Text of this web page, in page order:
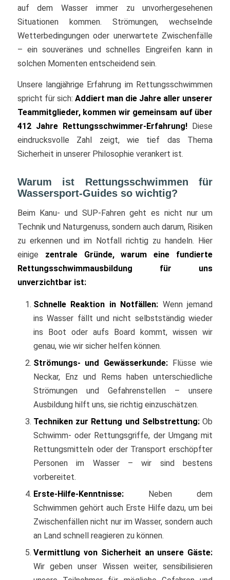
auf dem Wasser immer zu unvorhergesehenen
Situationen kommen. Strömungen, wechselnde
Wetterbedingungen oder unerwartete Zwischenfälle
– ein souveränes und schnelles Eingreifen kann in
solchen Momenten entscheidend sein.
Unsere langjährige Erfahrung im Rettungsschwimmen
spricht für sich: Addiert man die Jahre aller unserer
Teammitglieder, kommen wir gemeinsam auf über
412 Jahre Rettungsschwimmer-Erfahrung! Diese
eindrucksvolle Zahl zeigt, wie tief das Thema
Sicherheit in unserer Philosophie verankert ist.
Warum ist Rettungsschwimmen für
Wassersport-Guides so wichtig?
Beim Kanu- und SUP-Fahren geht es nicht nur um
Technik und Naturgenuss, sondern auch darum, Risiken
zu erkennen und im Notfall richtig zu handeln. Hier
einige zentrale Gründe, warum eine fundierte
Rettungsschwimmausbildung für uns
unverzichtbar ist:
Schnelle Reaktion in Notfällen: Wenn jemand
ins Wasser fällt und nicht selbstständig wieder
ins Boot oder aufs Board kommt, wissen wir
genau, wie wir sicher helfen können.
Strömungs- und Gewässerkunde: Flüsse wie
Neckar, Enz und Rems haben unterschiedliche
Strömungen und Gefahrenstellen – unsere
Ausbildung hilft uns, sie richtig einzuschätzen.
Techniken zur Rettung und Selbstrettung: Ob
Schwimm- oder Rettungsgriffe, der Umgang mit
Rettungsmitteln oder der Transport erschöpfter
Personen im Wasser – wir sind bestens
vorbereitet.
Erste-Hilfe-Kenntnisse:Neben dem
Schwimmen gehört auch Erste Hilfe dazu, um bei
Zwischenfällen nicht nur im Wasser, sondern auch
an Land schnell reagieren zu können.
Vermittlung von Sicherheit an unsere Gäste:
Wir geben unser Wissen weiter, sensibilisieren